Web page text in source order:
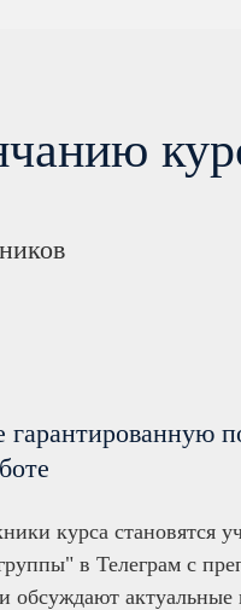
гарантированную
курса становятся
в Телеграм с
обсуждают актуальные